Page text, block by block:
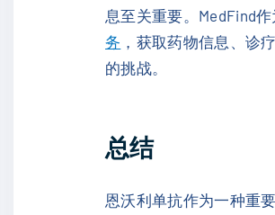
息至关重要。MedFind
务 ，获取药物信息、诊
的挑战。
总结
恩沃利单抗作为一种重